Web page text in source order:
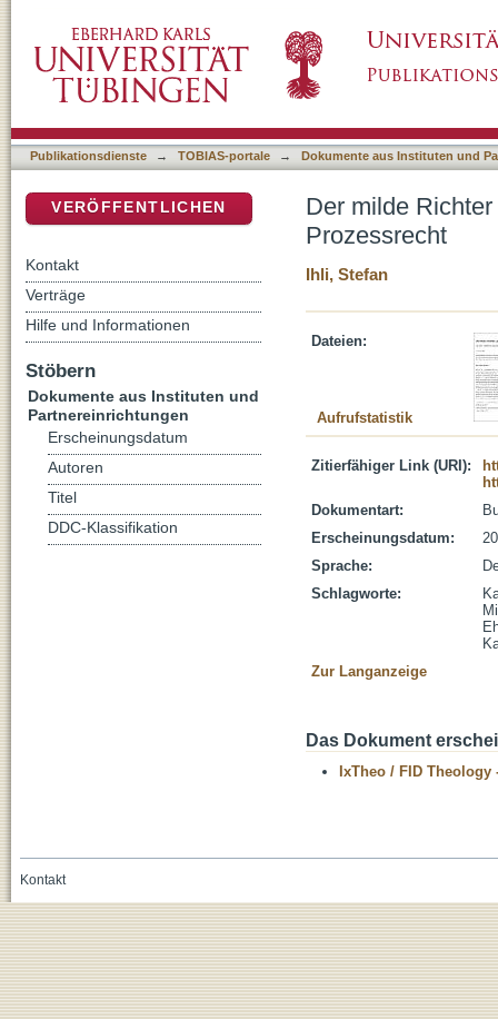
Publikationsdienste → TOBIAS-portale → Dokumente aus Instituten und
Der milde
Prozessrecht
Ihli, Stefan
Dateien:
Aufrufstatistik
Zitierfähiger Link (URI):
Dokumentart:
Erscheinungsdatum:
Sprache:
Schlagworte:
Zur Langanzeige
Das Dokument
IxTheo / FID Theology
VERÖFFENTLICHEN
Kontakt
Verträge
Hilfe und Informationen
Stöbern
Dokumente aus Instituten und
Partnereinrichtungen
Erscheinungsdatum
Autoren
Titel
DDC-Klassifikation
Kontakt